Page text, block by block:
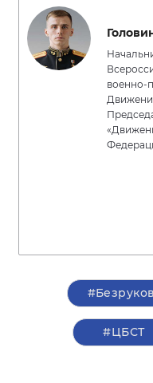
военно-
#Безруков
#ЦБСТ